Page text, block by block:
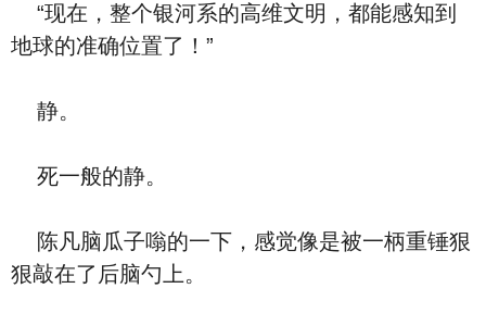
“现在，整个银河系的高维文明，都能感知到
地球的准确位置了！”
静。
死一般的静。
陈凡脑瓜子嗡的一下，感觉像是被一柄重锤狠
狠敲在了后脑勺上。